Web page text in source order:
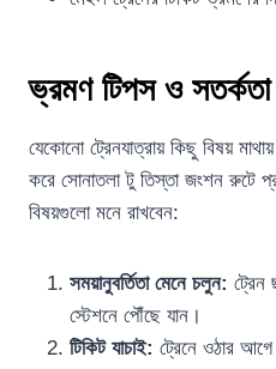
ভ্রমণ টিপস ও সতর্কতা
যেকোনো ট্রেনযাত্রায় কিছু বিষয়
করে সোনাতলা টু তিস্তা জংশন রুটে
বিষয়গুলো মনে রাখবেন:
সময়ানুবর্তিতা মেনে চলুন: ট্রেন
স্টেশনে পৌঁছে যান।
টিকিট যাচাই: ট্রেনে ওঠার আগে